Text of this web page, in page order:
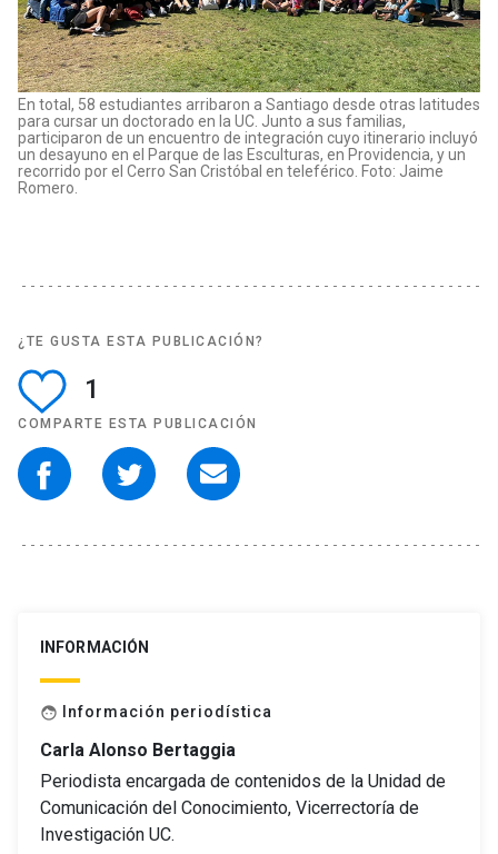
En total, 58 estudiantes arribaron a Santiago desde otras latitudes
para cursar un doctorado en la UC. Junto a sus familias,
participaron de un encuentro de integración cuyo itinerario incluyó
un desayuno en el Parque de las Esculturas, en Providencia, y un
recorrido por el Cerro San Cristóbal en teleférico. Foto: Jaime
Romero.
¿TE GUSTA ESTA PUBLICACIÓN?
1
COMPARTE ESTA PUBLICACIÓN
INFORMACIÓN
face Información periodística
Carla Alonso Bertaggia
Periodista encargada de contenidos de la Unidad de
Comunicación del Conocimiento, Vicerrectoría de
Investigación UC.